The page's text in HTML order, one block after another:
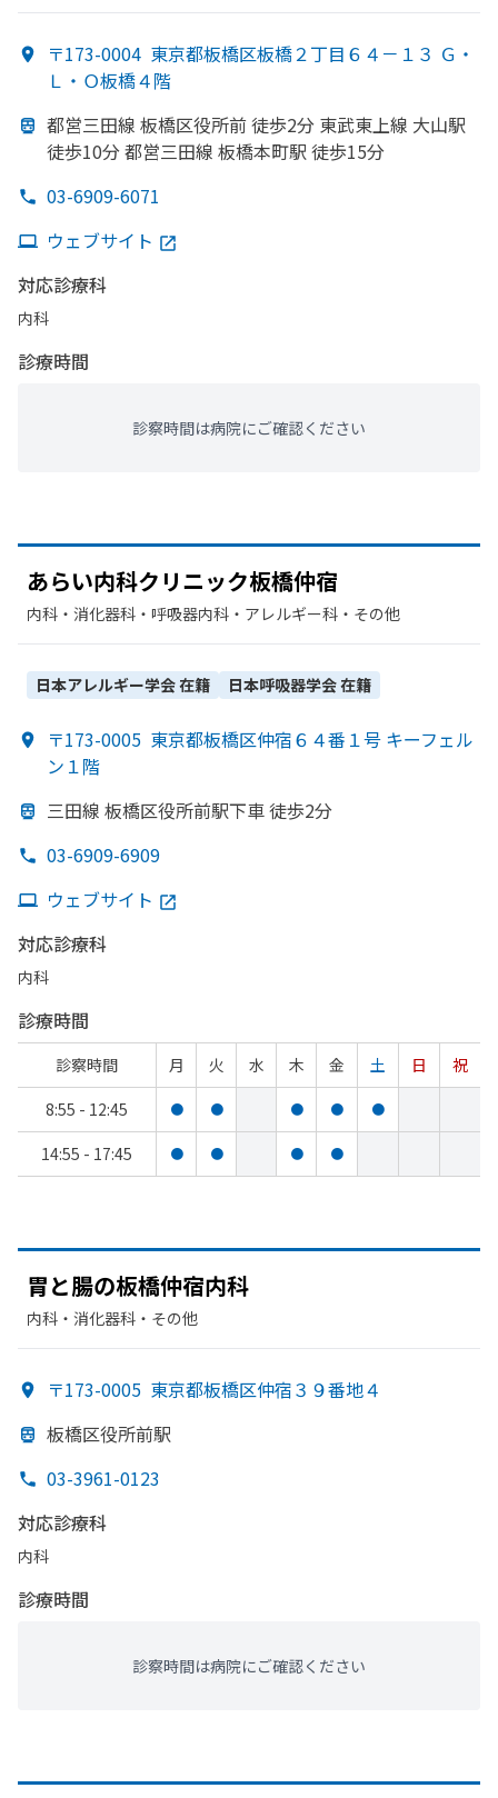
〒173-0004 東京都板橋区板橋２丁目６４－１３ Ｇ・
Ｌ・Ｏ板橋４階
都営三田線 板橋区役所前 徒歩2分 東武東上線 大山駅
徒歩10分 都営三田線 板橋本町駅 徒歩15分
03-6909-6071
ウェブサイト
対応診療科
内科
診療時間
診察時間は病院にご確認ください
あらい内科クリニック板橋仲宿
内科・​消化器科・​呼吸器内科・​アレルギー科・​その他
日本アレルギー学会在籍 日本呼吸器学会在籍
〒173-0005 東京都板橋区仲宿６４番１号 キーフェル
ン１階
三田線 板橋区役所前駅下車 徒歩2分
03-6909-6909
ウェブサイト
対応診療科
内科
診療時間
診察時間 月 火 水 木 金 土 日
祝
8:55 - 12:45
● ● ● ● ●
14:55 - 17:45 ● ● ● ●
胃と腸の板橋仲宿内科
内科・​消化器科・​その他
〒173-0005 東京都板橋区仲宿３９番地４
板橋区役所前駅
03-3961-0123
対応診療科
内科
診療時間
診察時間は病院にご確認ください